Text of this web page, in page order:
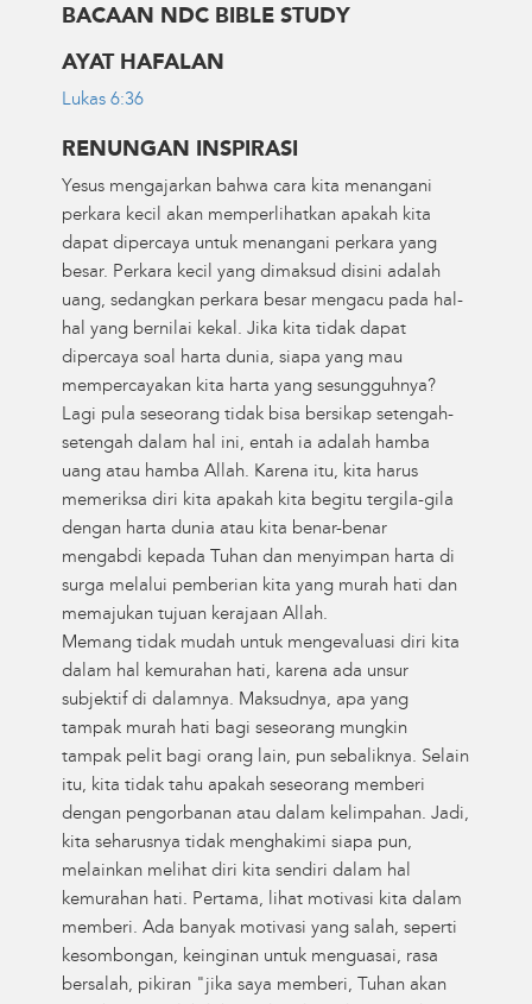
BACAAN NDC BIBLE STUDY
AYAT HAFALAN
Lukas 6:36
RENUNGAN INSPIRASI
Yesus mengajarkan bahwa cara kita menangani
perkara kecil akan memperlihatkan apakah kita
dapat dipercaya untuk menangani perkara yang
besar. Perkara kecil yang dimaksud disini adalah
uang, sedangkan perkara besar mengacu pada hal-
hal yang bernilai kekal. Jika kita tidak dapat
dipercaya soal harta dunia, siapa yang mau
mempercayakan kita harta yang sesungguhnya?
Lagi pula seseorang tidak bisa bersikap setengah-
setengah dalam hal ini, entah ia adalah hamba
uang atau hamba Allah. Karena itu, kita harus
memeriksa diri kita apakah kita begitu tergila-gila
dengan harta dunia atau kita benar-benar
mengabdi kepada Tuhan dan menyimpan harta di
surga melalui pemberian kita yang murah hati dan
memajukan tujuan kerajaan Allah.
Memang tidak mudah untuk mengevaluasi diri kita
dalam hal kemurahan hati, karena ada unsur
subjektif di dalamnya. Maksudnya, apa yang
tampak murah hati bagi seseorang mungkin
tampak pelit bagi orang lain, pun sebaliknya. Selain
itu, kita tidak tahu apakah seseorang memberi
dengan pengorbanan atau dalam kelimpahan. Jadi,
kita seharusnya tidak menghakimi siapa pun,
melainkan melihat diri kita sendiri dalam hal
kemurahan hati. Pertama, lihat motivasi kita dalam
memberi. Ada banyak motivasi yang salah, seperti
kesombongan, keinginan untuk menguasai, rasa
bersalah, pikiran "jika saya memberi, Tuhan akan